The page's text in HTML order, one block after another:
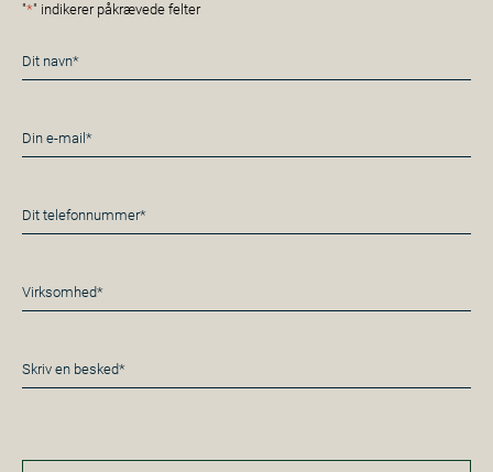
"*" indikerer påkrævede felter
Navn
*
E-
mail
Telefon
*
Virksomhed*
*
Besked
*